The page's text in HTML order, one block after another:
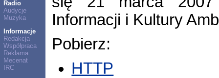
Radio
Audycje
Muzyka
Informacje
Redakcja
Współpraca
Reklama
Mecenat
IRC
Informacji i Kultury
Pobierz:
HTTP